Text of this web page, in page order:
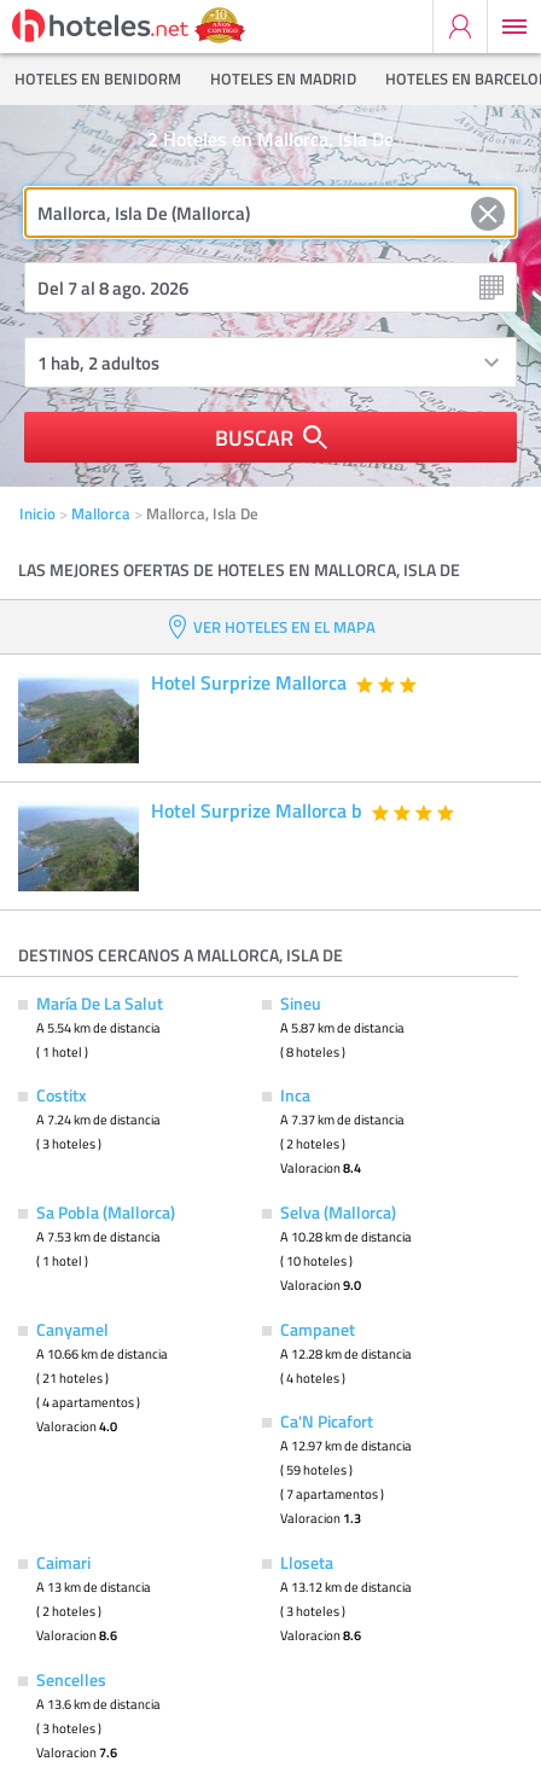
HOTELES EN BENIDORM HOTELES EN MADRID HOTELES EN
Hoteles en Mallorca, Isla De
2
BUSCAR
Inicio Mallorca Mallorca, Isla De
LAS MEJORES OFERTAS DE HOTELES EN MALLORCA, ISLA DE
VER HOTELES EN EL MAPA
Hotel Surprize Mallorca
Hotel Surprize Mallorca b
DESTINOS CERCANOS A MALLORCA, ISLA DE
María De La Salut
A 5.54 km de distancia
( 1 hotel )
Sineu
A 5.87 km de distancia
( 8 hoteles )
Costitx
A 7.24 km de distancia
( 3 hoteles )
Inca
A 7.37 km de distancia
( 2 hoteles )
Valoracion8.4
Sa Pobla (Mallorca)
A 7.53 km de distancia
( 1 hotel )
Selva (Mallorca)
A 10.28 km de distancia
( 10 hoteles )
Valoracion9.0
Canyamel
A 10.66 km de distancia
( 21 hoteles )
( 4 apartamentos )
Valoracion4.0
Campanet
A 12.28 km de distancia
( 4 hoteles )
Ca'N Picafort
A 12.97 km de distancia
( 59 hoteles )
( 7 apartamentos )
Valoracion 1.3
Caimari
A 13 km de distancia
( 2 hoteles )
Valoracion8.6
Lloseta
A 13.12 km de distancia
( 3 hoteles )
Valoracion8.6
Sencelles
A 13.6 km de distancia
( 3 hoteles )
Valoracion7.6